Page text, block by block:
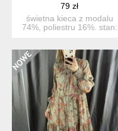
79 zł
świetna kieca z modalu
74%, poliestru 16%. stan: